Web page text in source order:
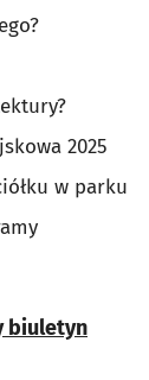
2025
w parku
biuletyn